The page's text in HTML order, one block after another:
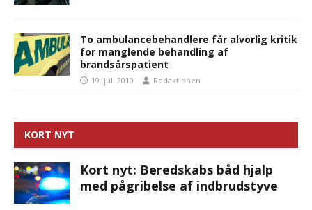
To ambulancebehandlere får alvorlig kritik
for manglende behandling af
brandsårspatient
19. juli 2010 Redaktionen
KORT NYT
Kort nyt: Beredskabs båd hjalp
med pågribelse af indbrudstyve